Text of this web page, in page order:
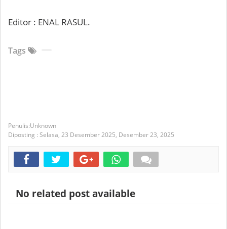
Editor : ENAL RASUL.
Tags
Unknown
Diposting : Selasa, 23 Desember 2025, Desember 23, 2025
No related post available